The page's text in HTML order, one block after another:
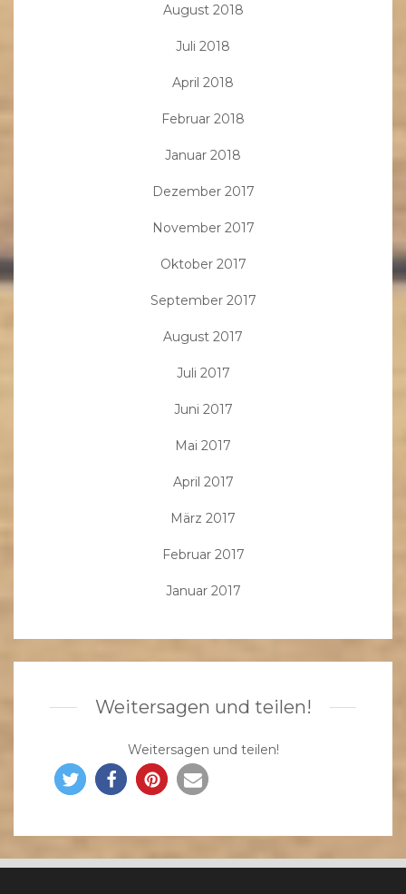
August 2018
Juli 2018
April 2018
Februar 2018
Januar 2018
Dezember 2017
November 2017
Oktober 2017
September 2017
August 2017
Juli 2017
Juni 2017
Mai 2017
April 2017
März 2017
Februar 2017
Januar 2017
Weitersagen und teilen!
Weitersagen und teilen!